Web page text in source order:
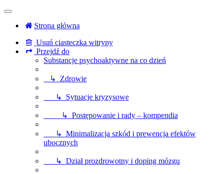
Strona główna
Usuń ciasteczka witryny
Przejdź do
Substancje psychoaktywne na co dzień
↳ Zdrowie
↳ Sytuacje kryzysowe
↳ Postępowanie i rady – kompendia
↳ Minimalizacja szkód i prewencja efektów
ubocznych
↳ Dział prozdrowotny i doping mózgu